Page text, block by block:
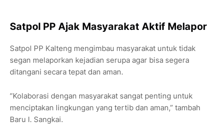
Satpol PP Ajak Masyarakat Aktif Melapor
Satpol PP Kalteng mengimbau masyarakat untuk tidak
segan melaporkan kejadian serupa agar bisa segera
ditangani secara tepat dan aman.
“Kolaborasi dengan masyarakat sangat penting untuk
menciptakan lingkungan yang tertib dan aman,” tambah
Baru I. Sangkai.